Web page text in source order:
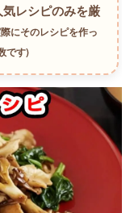
レシピのみを厳
にそのレシピを作っ
です)